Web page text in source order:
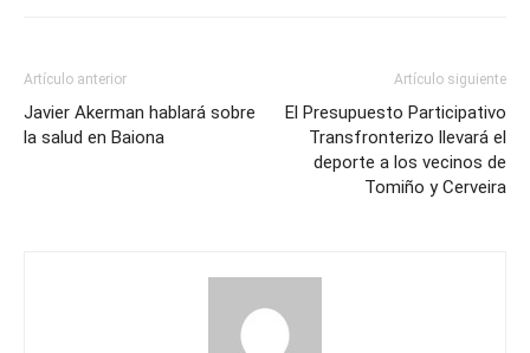
Artículo anterior
Javier Akerman hablará sobre
la salud en Baiona
Artículo siguiente
El Presupuesto Participativo
Transfronterizo llevará el
deporte a los vecinos de
Tomiño y Cerveira